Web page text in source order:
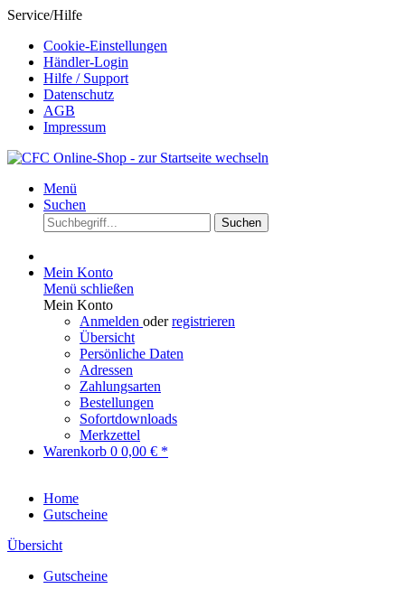
Service/Hilfe
Cookie-Einstellungen
Händler-Login
Hilfe / Support
Datenschutz
AGB
Impressum
Menü
Suchen
Suchen
Mein Konto
Menü schließen
Mein Konto
Anmelden oderregistrieren
Übersicht
Persönliche Daten
Adressen
Zahlungsarten
Bestellungen
Sofortdownloads
Merkzettel
Warenkorb 0 0,00 € *
Home
Gutscheine
Übersicht
Gutscheine